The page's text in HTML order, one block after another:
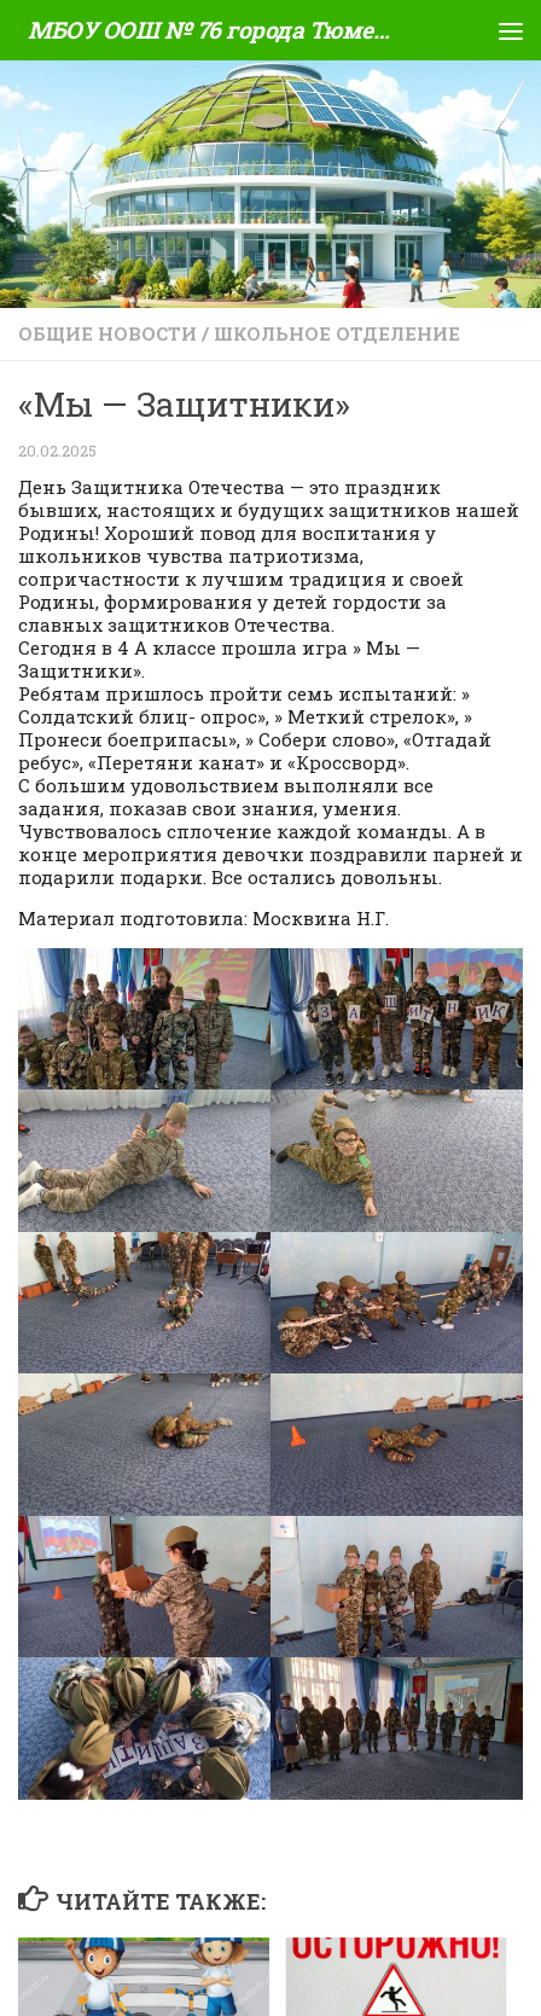
Skip to content МБОУ ООШ № 76 города Тюмени
ОБЩИЕ НОВОСТИ / ШКОЛЬНОЕ ОТДЕЛЕНИЕ
«Мы — Защитники»
20.02.2025
День Защитника Отечества — это праздник
бывших, настоящих и будущих защитников нашей
Родины! Хороший повод для воспитания у
школьников чувства патриотизма,
сопричастности к лучшим традиция и своей
Родины, формирования у детей гордости за
славных защитников Отечества.
Сегодня в 4 А классе прошла игра » Мы —
Защитники».
Ребятам пришлось пройти семь испытаний: »
Солдатский блиц- опрос», » Меткий стрелок», »
Пронеси боеприпасы», » Собери слово», «Отгадай
ребус», «Перетяни канат» и «Кроссворд».
С большим удовольствием выполняли все
задания, показав свои знания, умения.
Чувствовалось сплочение каждой команды. А в
конце мероприятия девочки поздравили парней и
подарили подарки. Все остались довольны.
Материал подготовила: Москвина Н.Г.
ЧИТАЙТЕ ТАКЖЕ: